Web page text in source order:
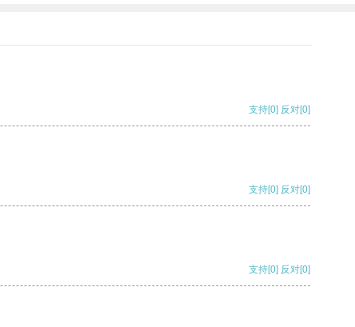
支持[0] 反对[0]
支持[0] 反对[0]
支持[0] 反对[0]